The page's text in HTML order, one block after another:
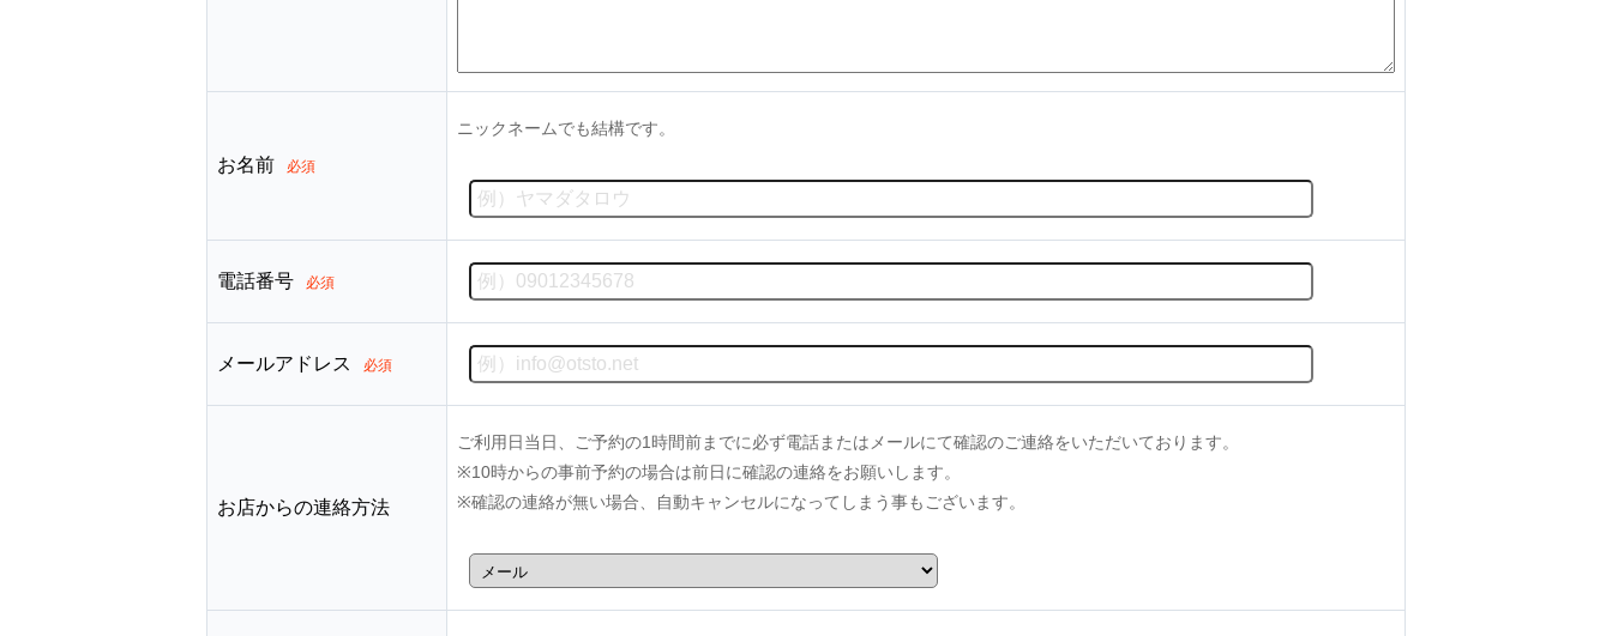
お名前 必須
ニックネームでも結構です。
電話番号 必須
メールアドレス 必須
お店からの連絡方法
ご利用日当日、ご予約の1時間前までに必ず電話またはメールにて確認のご連絡をいただいております。
※10時からの事前予約の場合は前日に確認の連絡をお願いします。
※確認の連絡が無い場合、自動キャンセルになってしまう事もございます。